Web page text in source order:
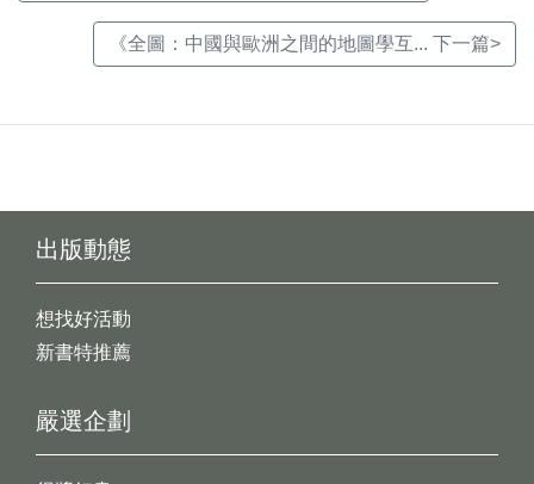
《全圖：中國與歐洲之間的地圖學互... 下一篇>
出版動態
想找好活動
新書特推薦
嚴選企劃